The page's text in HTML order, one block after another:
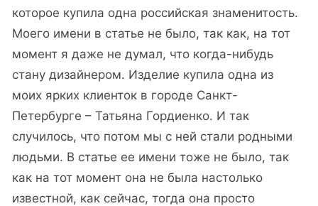
которое купила одна российская знаменитость.
Моего имени в статье не было, так как, на тот
момент я даже не думал, что когда-нибудь
стану дизайнером. Изделие купила одна из
моих ярких клиенток в городе Санкт-
Петербурге – Татьяна Гордиенко. И так
случилось, что потом мы с ней стали родными
людьми. В статье ее имени тоже не было, так
как на тот момент она не была настолько
известной, как сейчас, тогда она просто